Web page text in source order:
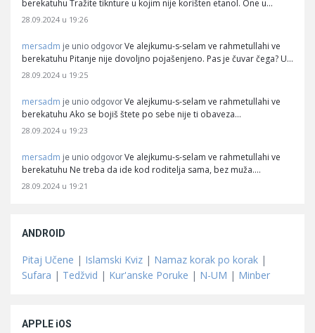
berekatuhu Tražite tiknture u kojim nije korišten etanol. One u…
28.09.2024 u 19:26
mersadm je unio odgovor Ve alejkumu-s-selam ve rahmetullahi ve
berekatuhu Pitanje nije dovoljno pojašenjeno. Pas je čuvar čega? U…
28.09.2024 u 19:25
mersadm je unio odgovor Ve alejkumu-s-selam ve rahmetullahi ve
berekatuhu Ako se bojiš štete po sebe nije ti obaveza…
28.09.2024 u 19:23
mersadm je unio odgovor Ve alejkumu-s-selam ve rahmetullahi ve
berekatuhu Ne treba da ide kod roditelja sama, bez muža.…
28.09.2024 u 19:21
ANDROID
Pitaj Učene | Islamski Kviz | Namaz korak po korak |
Sufara | Tedžvid | Kur'anske Poruke | N-UM | Minber
APPLE iOS